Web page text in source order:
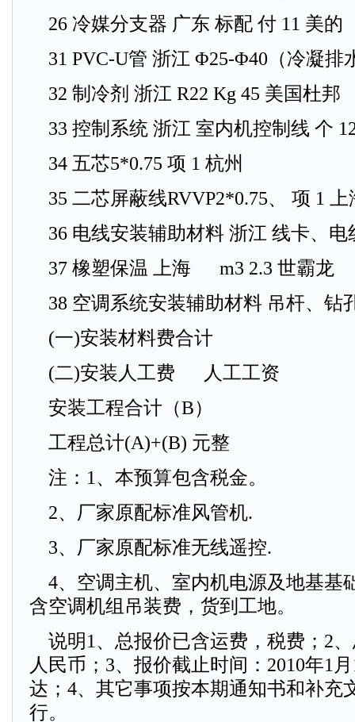
26 冷媒分支器 广东 标配 付 11 美的
31 PVC-U管 浙江 Φ25-Φ40（冷凝排
32 制冷剂 浙江 R22 Kg 45 美国杜邦
33 控制系统 浙江 室内机控制线 个
34 五芯5*0.75 项 1 杭州
35 二芯屏蔽线RVVP2*0.75、 项 1 上
36 电线安装辅助材料 浙江 线卡、
37 橡塑保温 上海 m3 2.3 世霸龙
38 空调系统安装辅助材料 吊杆、
(一)安装材料费合计
(二)安装人工费 人工工资
安装工程合计（B）
工程总计(A)+(B) 元整
注：1、本预算包含税金。
2、厂家原配标准风管机.
3、厂家原配标准无线遥控.
4、空调主机、室内机电源及地基基
含空调机组吊装费，货到工地。
说明1、总报价已含运费，税费；2
人民币；3、报价截止时间：2010年1
达；4、其它事项按本期通知书和补充
行。